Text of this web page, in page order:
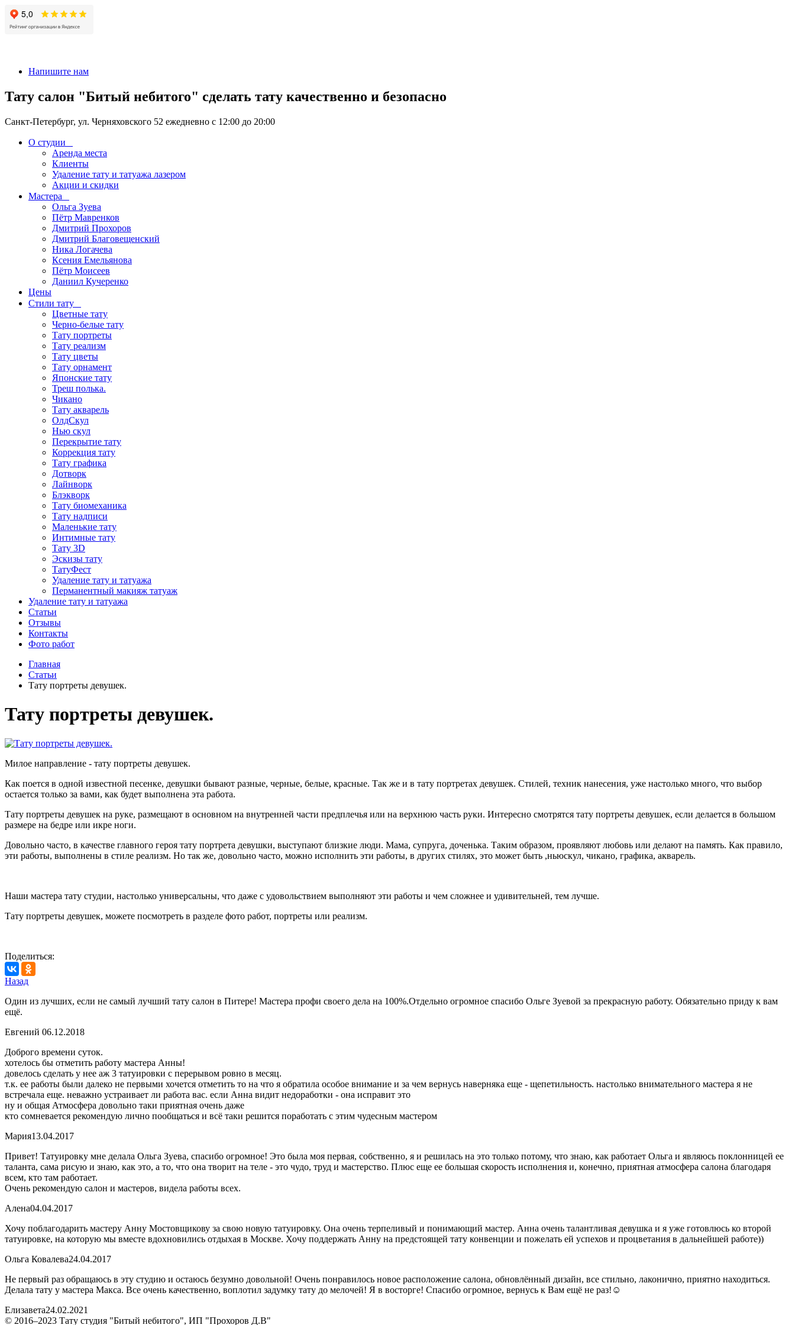
Напишите нам
Тату салон "Битый небитого" сделать тату качественно и безопасно
Санкт-Петербург, ул. Черняховского 52 ежедневно с 12:00 до 20:00
О студии
Аренда места
Клиенты
Удаление тату и татуажа лазером
Акции и скидки
Мастера
Ольга Зуева
Пётр Мавренков
Дмитрий Прохоров
Дмитрий Благовещенский
Ника Логачева
Ксения Емельянова
Пётр Моисеев
Даниил Кучеренко
Цены
Стили тату
Цветные тату
Черно-белые тату
Тату портреты
Тату реализм
Тату цветы
Тату орнамент
Японские тату
Треш полька.
Чикано
Тату акварель
ОлдСкул
Нью скул
Перекрытие тату
Коррекция тату
Тату графика
Дотворк
Лайнворк
Блэкворк
Тату биомеханика
Тату надписи
Маленькие тату
Интимные тату
Тату 3D
Эскизы тату
ТатуФест
Удаление тату и татуажа
Перманентный макияж татуаж
Удаление тату и татуажа
Статьи
Отзывы
Контакты
Фото работ
Главная
Статьи
Тату портреты девушек.
Тату портреты девушек.
Милое направление - тату портреты девушек.
Как поется в одной известной песенке, девушки бывают разные, черные, белые, красные. Так же и в тату портретах девушек. Стилей, техник нанесения, уже настолько много, что выбор
остается только за вами, как будет выполнена эта работа.
Тату портреты девушек на руке, размещают в основном на внутренней части предплечья или на верхнюю часть руки. Интересно смотрятся тату портреты девушек, если делается в большом
размере на бедре или икре ноги.
Довольно часто, в качестве главного героя тату портрета девушки, выступают близкие люди. Мама, супруга, доченька. Таким образом, проявляют любовь или делают на память. Как правило,
эти работы, выполнены в стиле реализм. Но так же, довольно часто, можно исполнить эти работы, в других стилях, это может быть ,ньюскул, чикано, графика, акварель.
Наши мастера тату студии, настолько универсальны, что даже с удовольствием выполняют эти работы и чем сложнее и удивительней, тем лучше.
Тату портреты девушек, можете посмотреть в разделе фото работ, портреты или реализм.
Поделиться:
Назад
Один из лучших, если не самый лучший тату салон в Питере! Мастера профи своего дела на 100%.Отдельно огромное спасибо Ольге Зуевой за прекрасную работу. Обязательно приду к вам
ещё.
Евгений 06.12.2018
Доброго времени суток.
хотелось бы отметить работу мастера Анны!
довелось сделать у нее аж 3 татуировки с перерывом ровно в месяц.
т.к. ее работы были далеко не первыми хочется отметить то на что я обратила особое внимание и за чем вернусь наверняка еще - щепетильность. настолько внимательного мастера я не
встречала еще. неважно устраивает ли работа вас. если Анна видит недоработки - она исправит это
ну и общая Атмосфера довольно таки приятная очень даже
кто сомневается рекомендую лично пообщаться и всё таки решится поработать с этим чудесным мастером
Мария13.04.2017
Привет! Татуировку мне делала Ольга Зуева, спасибо огромное! Это была моя первая, собственно, я и решилась на это только потому, что знаю, как работает Ольга и являюсь поклонницей ее
таланта, сама рисую и знаю, как это, а то, что она творит на теле - это чудо, труд и мастерство. Плюс еще ее большая скорость исполнения и, конечно, приятная атмосфера салона благодаря
всем, кто там работает.
Очень рекомендую салон и мастеров, видела работы всех.
Алена04.04.2017
Хочу поблагодарить мастеру Анну Мостовщикову за свою новую татуировку. Она очень терпеливый и понимающий мастер. Анна очень талантливая девушка и я уже готовлюсь ко второй
татуировке, на которую мы вместе вдохновились отдыхая в Москве. Хочу поддержать Анну на предстоящей тату конвенции и пожелать ей успехов и процветания в дальнейшей работе))
Ольга Ковалева24.04.2017
Не первый раз обращаюсь в эту студию и остаюсь безумно довольной! Очень понравилось новое расположение салона, обновлённый дизайн, все стильно, лаконично, приятно находиться.
Делала тату у мастера Макса. Все очень качественно, воплотил задумку тату до мелочей! Я в восторге! Спасибо огромное, вернусь к Вам ещё не раз!☺️
Елизавета24.02.2021
© 2016–2023 Тату студия "Битый небитого", ИП "Прохоров Д.В"